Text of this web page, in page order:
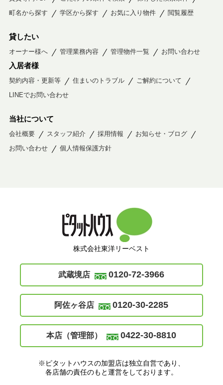
町名から探す
学区から探す お気に入り物件 閲覧履歴
貸したい
オーナー様へ 管理業務内容 管理物件一覧 お問い合わせ
入居者様
契約内容・更新等 住まいのトラブル
ご解約について
LINEでお問い合わせ
当社について
会社概要 スタッフ紹介 採用情報
お知らせ・ブログ
お問い合わせ
個人情報保護方針
株式会社東洋リーベスト
武蔵境店 0120-72-3966
阿佐ヶ谷店 0120-30-2285
本店（管理部） 0422-30-8810
※ピタットハウスの加盟店は独立自営であり、
各店舗の責任のもと運営をしております。